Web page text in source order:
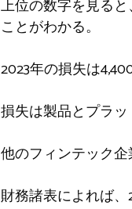
上位の数字を見る
ことがわかる。
2023年の損失は
損失は​​製品とプラ
他のフィンテック
財務諸表によれば、